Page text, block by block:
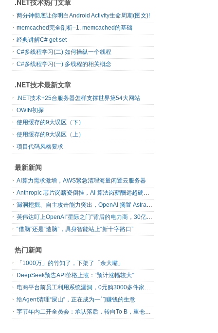
.NET技术热门文章
两分钟彻底让你明白Android Activity生命周期(图文)!
memcached完全剖析–1. memcached的基础
经典讲解C# get set
C#多线程学习(二) 如何操纵一个线程
C#多线程学习(一) 多线程的相关概念
.NET技术最新文章
.NET技术+25台服务器怎样支撑世界第54大网站
OWIN初探
使用缓存的9大误区（下）
使用缓存的9大误区（上）
项目代码风格要求
最新新闻
AI算力需求激增，AWS紧急清理海量闲置云服务器
Anthropic 芯片岗薪资倒挂，AI 算法岗薪酬远超硬件工程师
漏洞挖掘、自主攻击能力突出，OpenAI 搁置 Astra 模型发布
英伟达盯上OpenAI“星际之门”背后的电力商，30亿美元直接入股
“借脑”还是“造脑”，具身智能站上“新十字路口”
热门新闻
「1000万」的竹知了，下架了「余大嘴」
DeepSeek预告API价格上涨：“预计涨幅较大”
电商平台前员工利用系统漏洞，0元购3000多件家电！
给Agent清理“屎山”，正在成为一门赚钱的生意
字节年内二开全员会：承认落后，转向To B，重仓年轻人